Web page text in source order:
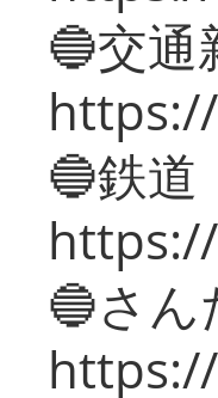
🔵交通
🔵鉄道
🔵さん